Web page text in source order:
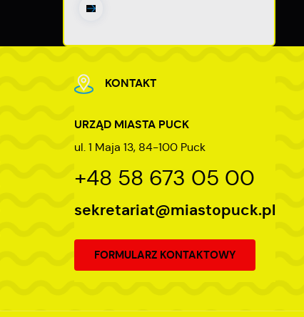
KONTAKT
URZĄD MIASTA PUCK
ul. 1 Maja 13, 84-100 Puck
+48 58 673 05 00
sekretariat@miastopuck.pl
FORMULARZ KONTAKTOWY